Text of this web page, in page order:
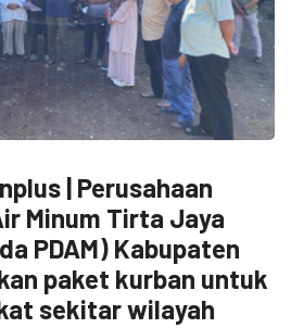
| Perusahaan
Minum Tirta Jaya
PDAM) Kabupaten
paket kurban untuk
sekitar wilayah